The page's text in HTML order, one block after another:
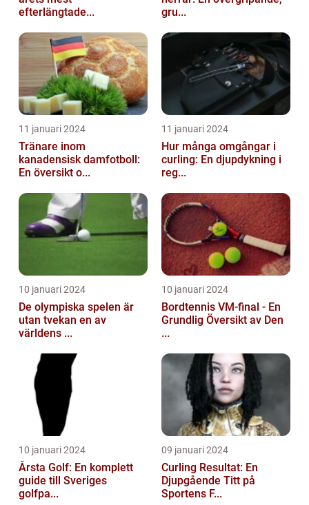
efterlängtade...
gru...
11 januari 2024
Tränare inom
kanadensisk damfotboll:
En översikt o...
11 januari 2024
Hur många omgångar i
curling: En djupdykning i
reg...
10 januari 2024
De olympiska spelen är
utan tvekan en av
världens ...
10 januari 2024
Bordtennis VM-final - En
Grundlig Översikt av Den
...
10 januari 2024
Årsta Golf: En komplett
guide till Sveriges
golfpa...
09 januari 2024
Curling Resultat: En
Djupgående Titt på
Sportens F...